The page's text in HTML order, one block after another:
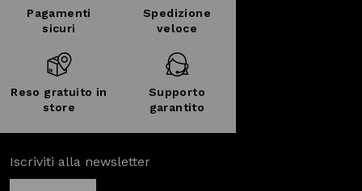
Pagamenti
sicuri
Spedizione
veloce
Reso gratuito in
store
Supporto
garantito
Iscriviti alla newsletter